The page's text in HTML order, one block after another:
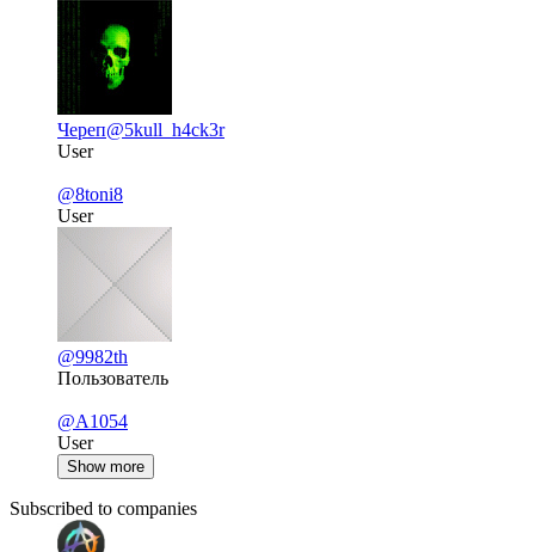
Череп@5kull_h4ck3r
User
@8toni8
User
@9982th
Пользователь
@A1054
User
Show more
Subscribed to companies